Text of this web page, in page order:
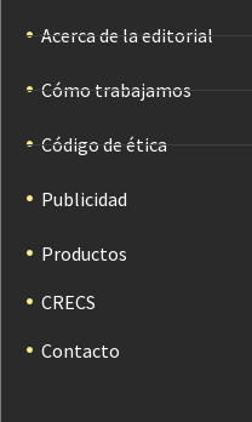
Acerca de la editorial
Cómo trabajamos
Código de ética
Publicidad
Productos
CRECS
Contacto